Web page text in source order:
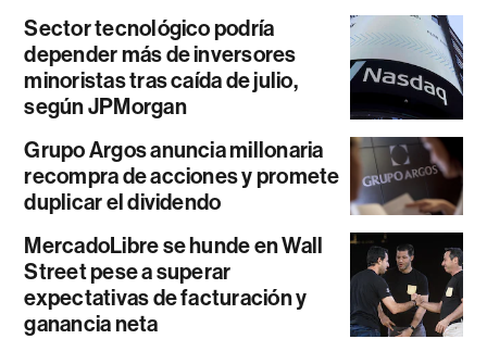
Sector tecnológico podría
depender más de inversores
minoristas tras caída de julio,
según JPMorgan
Grupo Argos anuncia millonaria
recompra de acciones y promete
duplicar el dividendo
MercadoLibre se hunde en Wall
Street pese a superar
expectativas de facturación y
ganancia neta